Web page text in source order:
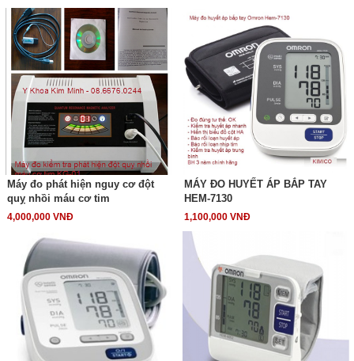
Máy đo phát hiện nguy cơ đột
quỵ nhồi máu cơ tim
4,000,000 VNĐ
MÁY ĐO HUYẾT ÁP BẮP TAY
HEM-7130
1,100,000 VNĐ